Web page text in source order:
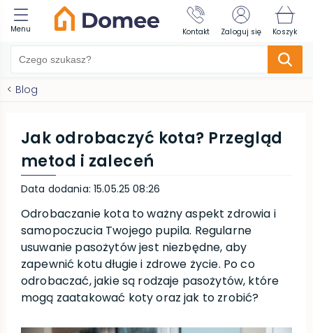
Menu Kontakt Zaloguj się Koszyk
< Blog
Jak odrobaczyć kota? Przegląd
metod i zaleceń
Data dodania: 15.05.25 08:26
Odrobaczanie kota to ważny aspekt zdrowia i
samopoczucia Twojego pupila. Regularne
usuwanie pasożytów jest niezbędne, aby
zapewnić kotu długie i zdrowe życie. Po co
odrobaczać, jakie są rodzaje pasożytów, które
mogą zaatakować koty oraz jak to zrobić?